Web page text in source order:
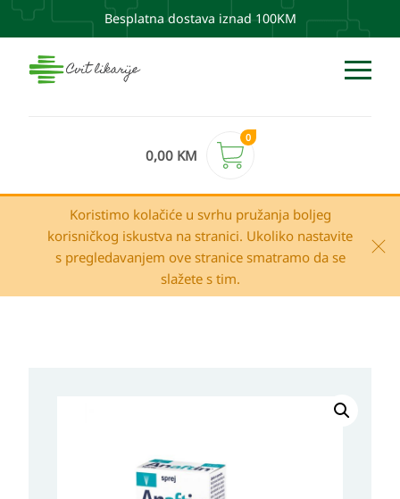
Besplatna dostava iznad 100KM
0,00 KM
0
Koristimo kolačiće u svrhu pružanja boljeg
korisničkog iskustva na stranici. Ukoliko nastavite
s pregledavanjem ove stranice smatramo da se
slažete s tim.